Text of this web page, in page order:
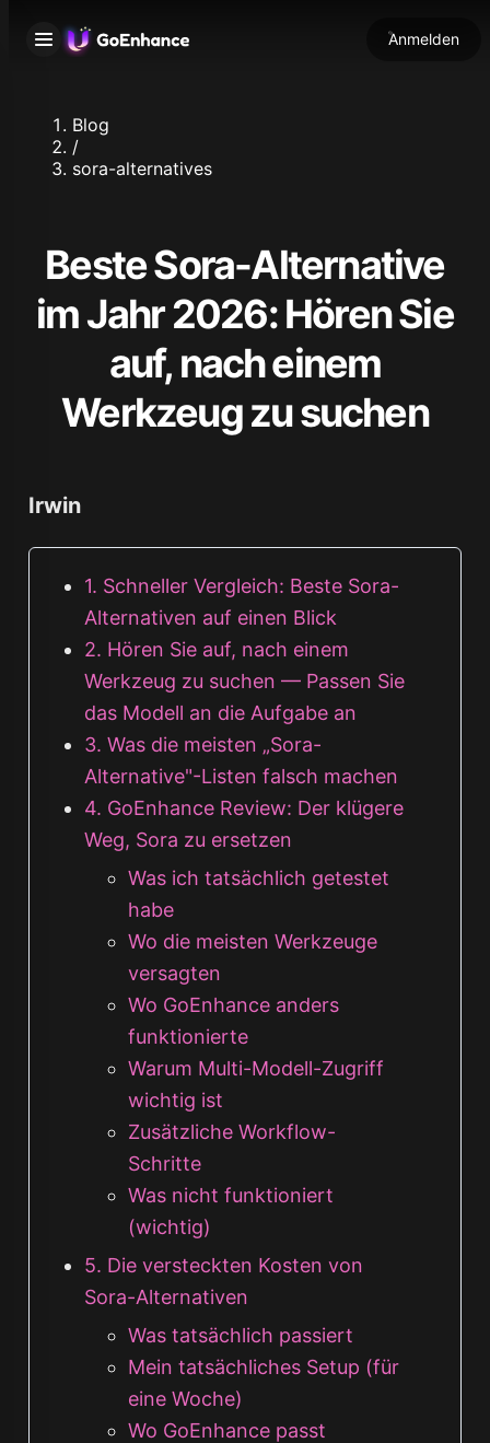
Anmelden
Blog
/
sora-alternatives
Beste Sora-Alternative
im Jahr 2026: Hören Sie
auf, nach einem
Werkzeug zu suchen
Irwin
1. Schneller Vergleich: Beste Sora-
Alternativen auf einen Blick
2. Hören Sie auf, nach einem
Werkzeug zu suchen — Passen Sie
das Modell an die Aufgabe an
3. Was die meisten „Sora-
Alternative"-Listen falsch machen
4. GoEnhance Review: Der klügere
Weg, Sora zu ersetzen
Was ich tatsächlich getestet
habe
Wo die meisten Werkzeuge
versagten
Wo GoEnhance anders
funktionierte
Warum Multi-Modell-Zugriff
wichtig ist
Zusätzliche Workflow-
Schritte
Was nicht funktioniert
(wichtig)
5. Die versteckten Kosten von
Sora-Alternativen
Was tatsächlich passiert
Mein tatsächliches Setup (für
eine Woche)
Wo GoEnhance passt